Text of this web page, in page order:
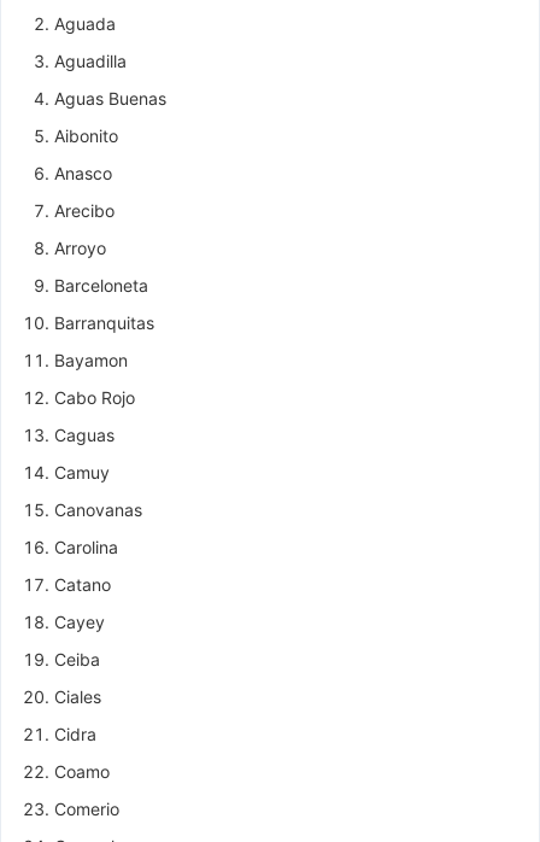
Aguada
Aguadilla
Aguas Buenas
Aibonito
Anasco
Arecibo
Arroyo
Barceloneta
Barranquitas
Bayamon
Cabo Rojo
Caguas
Camuy
Canovanas
Carolina
Catano
Cayey
Ceiba
Ciales
Cidra
Coamo
Comerio